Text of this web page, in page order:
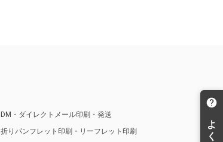
DM・ダイレクトメール印刷・発送
折りパンフレット印刷・リーフレット印刷